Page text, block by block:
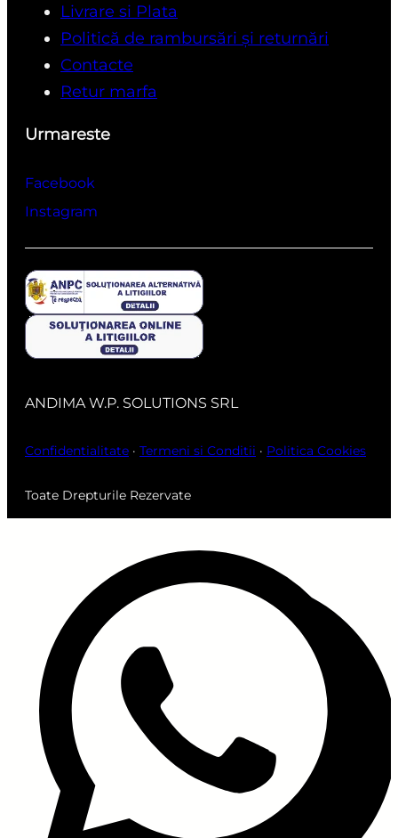
Livrare si Plata
Politică de rambursări și returnări
Contacte
Retur marfa
Urmareste
Facebook
Instagram
ANDIMA W.P. SOLUTIONS SRL
Confidentialitate · Termeni si Conditii · Politica Cookies
Toate Drepturile Rezervate